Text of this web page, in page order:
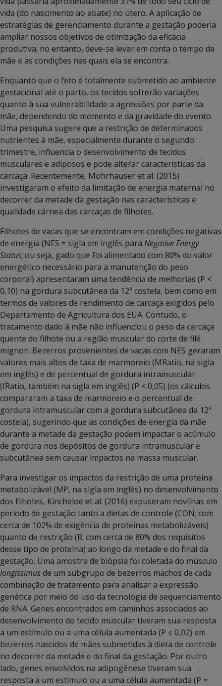
vida (do nascimento ao abate) no útero. A aplicação de
estratégias de gerenciamento durante a gestação poderia
ampliar nossos objetivos de otimização da eficácia
produtiva; no entanto, deve-se levar em conta o tempo da
mãe e as condições nas quais ela se encontra.
Enquanto que o feto é totalmente submetido ao ambiente
gestacional até o parto, os tecidos sofrerão variações
quanto à sua vulnerabilidade a agressões por parte da
mãe, dependendo do momento e da gravidade do evento.
Uma pesquisa sugere que a restrição de determinados
nutrientes à mãe, especialmente durante o segundo
trimestre, influencia o desenvolvimento de tecidos
musculares e adiposos e pode alterar características da
carcaça. Recentemente, Mohrhauser et al. (2015)
investigaram o efeito da limitação de energia maternal no
decorrer da metade da gestação nas características e
qualidade cárnea das carcaças de filhotes.
Filhotes de vacas que se encontram em condições negativas
de energia (NES = sigla em inglês para Negative Energy
Status; ou seja, gado que foi alimentado com 80% do valor
energético necessário para a manutenção do peso
corporal) apresentaram uma tendência de melhorias (P <
0,10) na gordura subcutânea da 12ª costela, bem como em
termos de valores de rendimento de carcaça exigidos pelo
Departamento de Agricultura dos EUA. Contudo, o
tratamento dado à mãe não influenciou o peso da carcaça
quente do filhote ou a região muscular do corte de filé
mignon. Bezerros provenientes de vacas com NES geraram
valores mais altos de taxa de marmoreio (MRatio, na sigla
em inglês) e de percentual de gordura intramuscular
(IRatio, também na sigla em inglês) (P < 0,05) (os cálculos
compararam a taxa de marmoreio e o percentual de
gordura intramuscular com a gordura subcutânea da 12ª
costela), sugerindo que as condições de energia da mãe
durante a metade da gestação podem impactar o acúmulo
de gordura nos depósitos de gordura intramuscular e
subcutânea sem causar impactos na massa muscular.
Para investigar os impactos da restrição de uma proteína
metabolizável (MP, na sigla em inglês) no desenvolvimento
dos filhotes, Kincheloe et al. (2016) expuseram novilhas em
período de gestação tanto a dietas de controle (CON; com
cerca de 102% de exigência de proteínas metabolizáveis)
quanto de restrição (R; com cerca de 80% dos requisitos
desse tipo de proteína) ao longo da metade e do final da
gestação. Uma amostra de biópsia foi coletada do músculo
longissimusde um subgrupo de bezerros machos de cada
combinação de tratamento para analisar a expressão
genética por meio do uso da tecnologia de sequenciamento
de RNA. Genes encontrados em caminhos associados ao
desenvolvimento do tecido muscular tiveram sua resposta
a um estímulo ou a uma célula aumentada (P ≤ 0,02) em
bezerros nascidos de mães submetidas à dieta de controle
no decorrer da metade e do final da gestação. Por outro
lado, genes envolvidos na adipogênese tiveram sua
resposta a um estímulo ou a uma célula aumentada (P =